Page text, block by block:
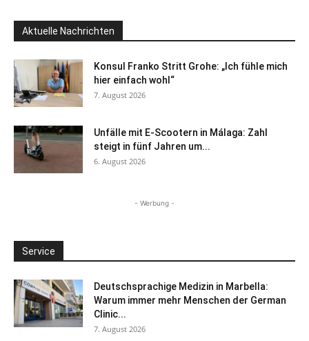
Aktuelle Nachrichten
Konsul Franko Stritt Grohe: „Ich fühle mich
hier einfach wohl“
7. August 2026
Unfälle mit E-Scootern in Málaga: Zahl
steigt in fünf Jahren um...
6. August 2026
- Werbung -
Service
Deutschsprachige Medizin in Marbella:
Warum immer mehr Menschen der German
Clinic...
7. August 2026